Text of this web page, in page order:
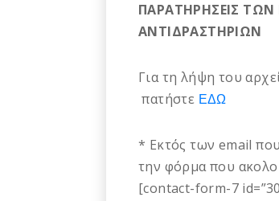
ΠΑΡΑΤΗΡΗΣΕΙΣ
ΑΝΤΙΔΡΑΣΤΗΡΙΩΝ
Για τη λήψη του
πατήστε ΕΔΩ
* Εκτός των email
την φόρμα που
[contact-form-7